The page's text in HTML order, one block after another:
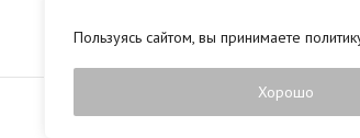
Пользуясь сайтом, вы принимаете
Хорошо